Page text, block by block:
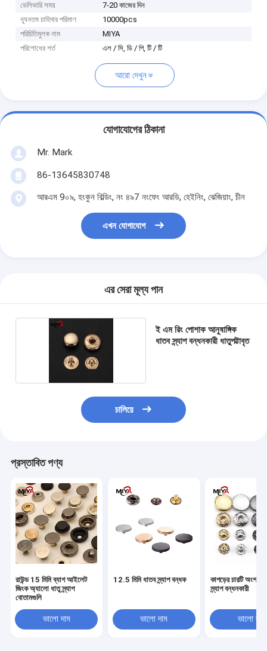
ডেলিভারি সময়
7-20 কাজের দিন
ন্যূনতম চাহিদার পরিমাণ
10000pcs
পরিচিতিমুলক নাম
MIYA
পরিশোধের শর্ত
এল / সি, ডি / পি, টি / টি
আরো দেখুন
যোগাযোগের ঠিকানা
Mr. Mark
86-13645830748
আরএম 9০৯, হংকুন বিল্ডিং, নং ৪৯7 নংফেং আরডি, হেইনিং, ঝেজিয়াং, চীন
এখন যোগাযোগ
এর সেরা মূল্য পান
ই এম রিং পোশাক আনুষাঙ্গিক
ধাতব স্ন্যাপ বন্ধনকারী ধাতুপট্টাবৃত
চালিয়ে
প্রস্তাবিত পণ্য
রাউন্ড 15 মিমি ব্যাগ আইলেট
জিংক অ্যালো ধাতু স্ন্যাপ
বোতামগুলি
ভালো দাম
12.5 মিমি ধাতব স্ন্যাপ বন্ধক
ভালো দাম
কাপড়ের চারটি অংশ
স্ন্যাপ বন্ধনকারী
ভালো দাম